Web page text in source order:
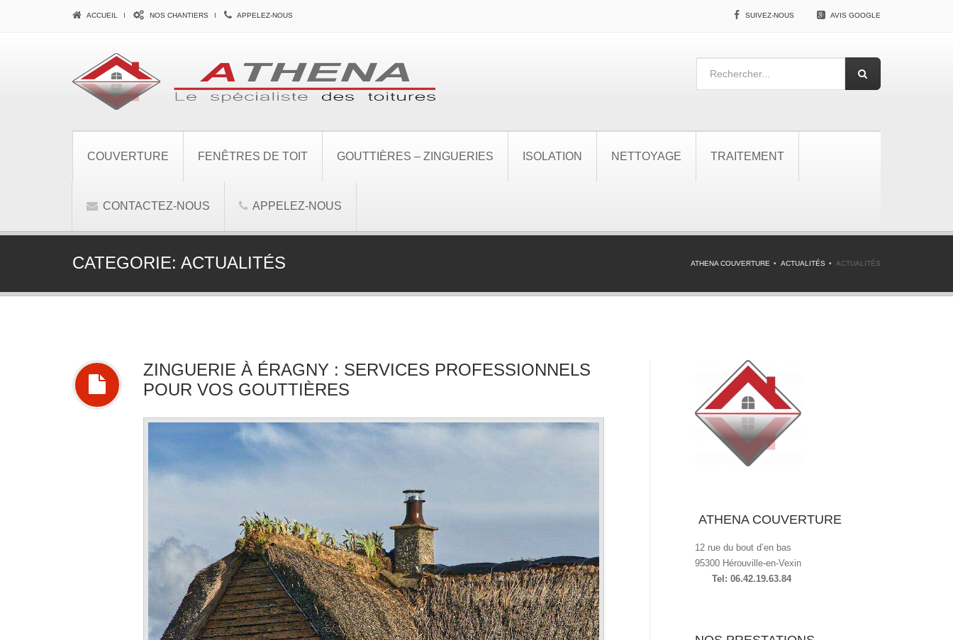
ACCUEIL NOS CHANTIERS APPELEZ-NOUS SUIVEZ-NOUS AVIS GOOGLE
COUVERTURE FENÊTRES DE TOIT GOUTTIÈRES – ZINGUERIES ISOLATION NETTOYAGE TRAITEMENT
CONTACTEZ-NOUS APPELEZ-NOUS
CATEGORIE: ACTUALITÉS ATHENA COUVERTURE ACTUALITÉS ACTUALITÉS
ZINGUERIE À ÉRAGNY : SERVICES PROFESSIONNELS
POUR VOS GOUTTIÈRES
ATHENA COUVERTURE
12 rue du bout d’en bas
95300 Hérouville-en-Vexin
Tel: 06.42.19.63.84